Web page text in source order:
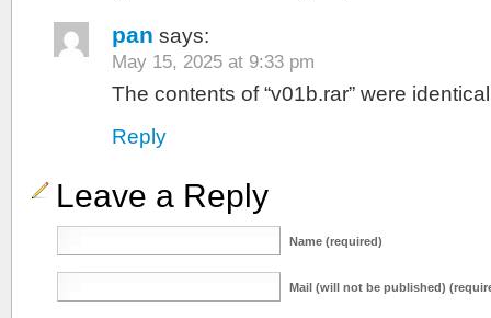
pan says:
May 15, 2025 at 9:33 pm
The contents of “v01b.rar” were
Reply
Leave a Reply
Name (required)
Mail (will not be published)